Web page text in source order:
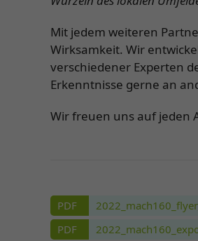
Mit jedem weiteren
Wirksamkeit. Wir
verschiedener Experten
Erkenntnisse gerne an
Wir freuen uns auf jeden
PDF
PDF